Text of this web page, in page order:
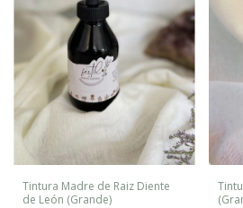
Tintura Madre de Raiz Diente
de León (Grande)